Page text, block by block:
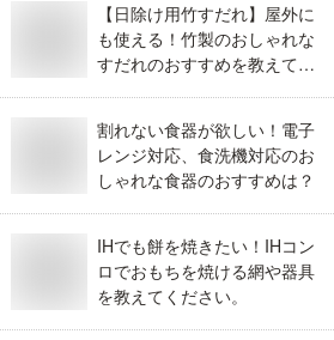
【日除け用竹すだれ】屋外に
も使える！竹製のおしゃれな
すだれのおすすめを教えてく
割れない食器が欲しい！電子
レンジ対応、食洗機対応のお
しゃれな食器のおすすめは？
IHでも餅を焼きたい！IHコン
ロでおもちを焼ける網や器具
を教えてください。